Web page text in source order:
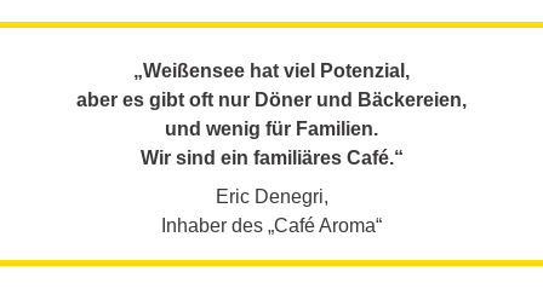
„Weißensee hat viel Potenzial,
aber es gibt oft nur Döner und Bäckereien,
und wenig für Familien.
Wir sind ein familiäres Café.“
Eric Denegri,
Inhaber des „Café Aroma“